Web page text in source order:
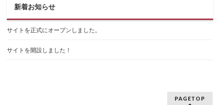
新着お知らせ
サイトを正式にオープンしました。
サイトを開設しました！
PAGETOP